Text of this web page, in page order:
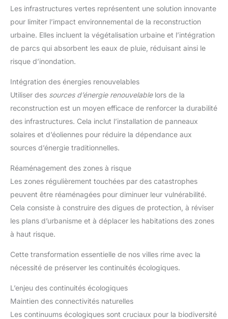
Les infrastructures vertes représentent une solution innovante
pour limiter l’impact environnemental de la reconstruction
urbaine. Elles incluent la végétalisation urbaine et l’intégration
de parcs qui absorbent les eaux de pluie, réduisant ainsi le
risque d’inondation.
Intégration des énergies renouvelables
Utiliser des sources d’énergie renouvelablelors de la
reconstruction est un moyen efficace de renforcer la durabilité
des infrastructures. Cela inclut l’installation de panneaux
solaires et d’éoliennes pour réduire la dépendance aux
sources d’énergie traditionnelles.
Réaménagement des zones à risque
Les zones régulièrement touchées par des catastrophes
peuvent être réaménagées pour diminuer leur vulnérabilité.
Cela consiste à construire des digues de protection, à réviser
les plans d’urbanisme et à déplacer les habitations des zones
à haut risque.
Cette transformation essentielle de nos villes rime avec la
nécessité de préserver les continuités écologiques.
L’enjeu des continuités écologiques
Maintien des connectivités naturelles
Les continuums écologiques sont cruciaux pour la biodiversité